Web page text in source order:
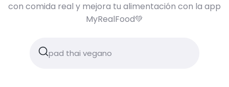
con comida real y mejora tu alimentación con la app
MyRealFood💚